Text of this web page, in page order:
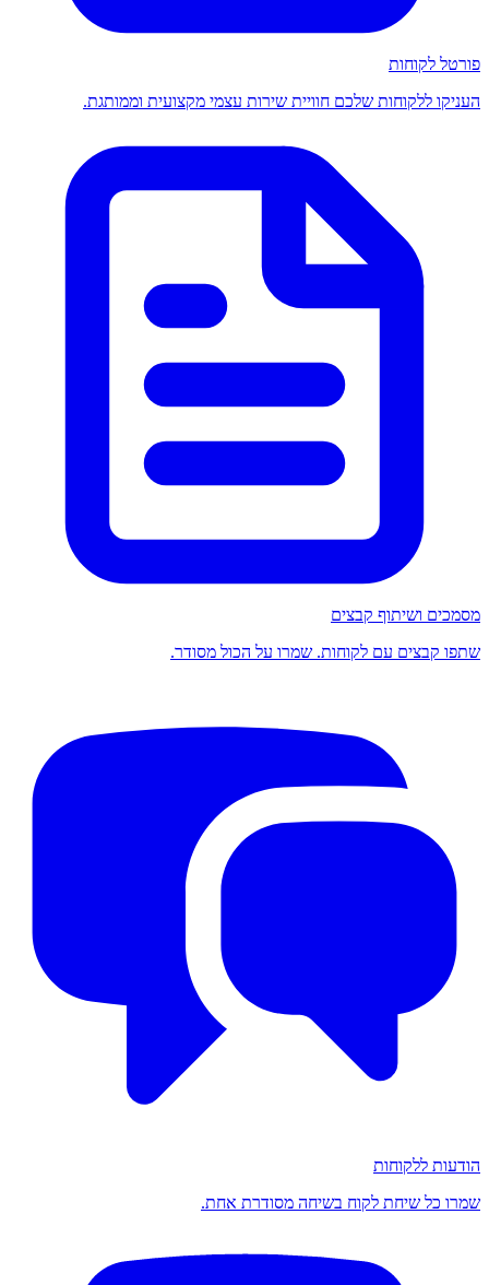
פורטל לקוחות
העניקו ללקוחות שלכם חוויית שירות עצמי מקצועית וממותגת.
מסמכים ושיתוף קבצים
שתפו קבצים עם לקוחות. שמרו על הכול מסודר.
הודעות ללקוחות
שמרו כל שיחת לקוח בשיחה מסודרת אחת.